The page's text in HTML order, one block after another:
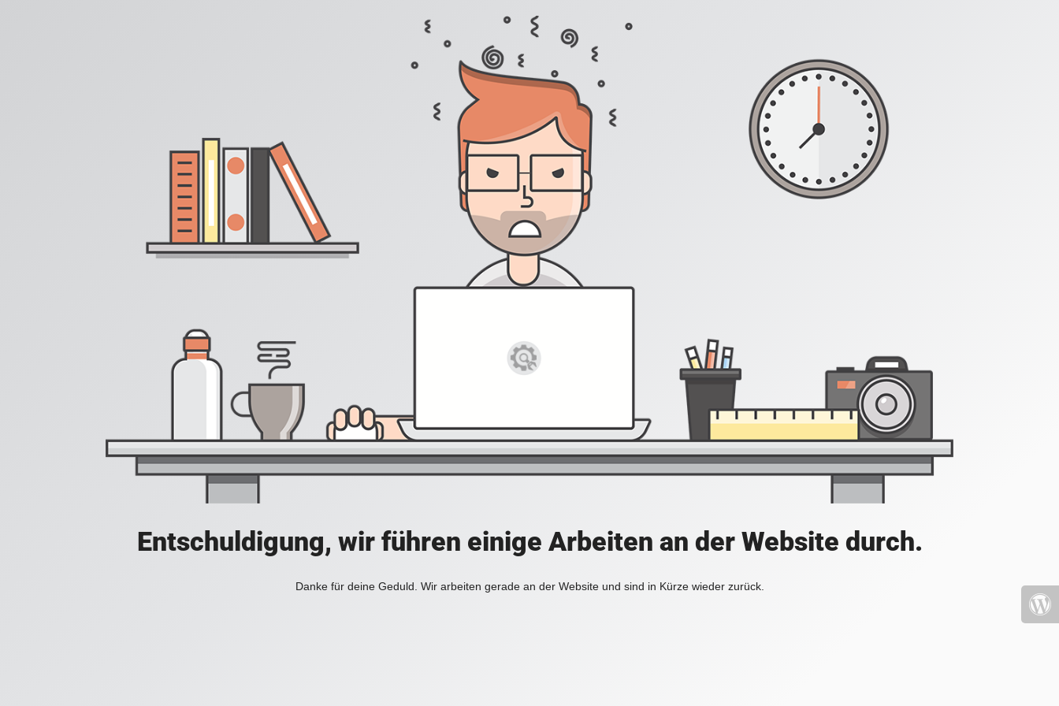
Entschuldigung, wir führen einige Arbeiten an der Website durch.
Danke für deine Geduld. Wir arbeiten gerade an der Website und sind in Kürze wieder zurück.